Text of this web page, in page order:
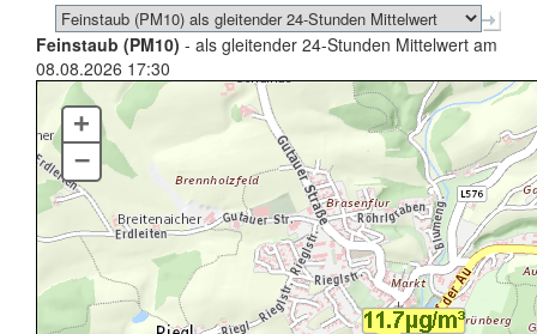
Feinstaub (PM10) - als gleitender 24-Stunden Mittelwert am
08.08.2026 17:30
+
–